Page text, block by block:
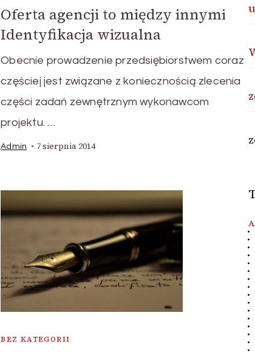
Oferta agencji to między innymi
Identyfikacja wizualna
Obecnie prowadzenie przedsiębiorstwem coraz
częściej jest związane z koniecznością zlecenia
części zadań zewnętrznym wykonawcom
projektu. …
Admin 7 sierpnia 2014
BEZ KATEGORII